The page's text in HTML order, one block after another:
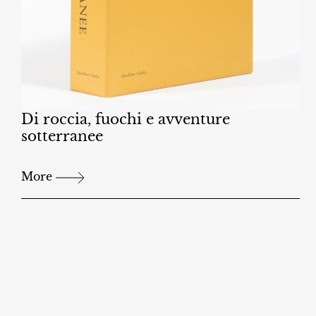
Di roccia, fuochi e avventure
sotterranee
More